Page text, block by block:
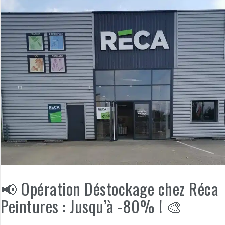
📢 Opération Déstockage chez Réca
Peintures : Jusqu’à -80% ! 🎨